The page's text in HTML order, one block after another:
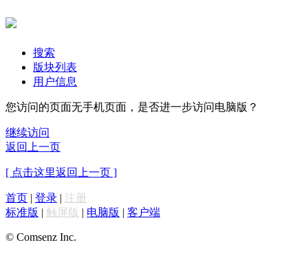
搜索
版块列表
用户信息
您访问的页面无手机页面，是否进一步访问电脑版？
继续访问
返回上一页
[ 点击这里返回上一页 ]
首页 | 登录 | 注册
标准版 | 触屏版 | 电脑版 | 客户端
© Comsenz Inc.